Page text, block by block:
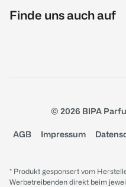
Finde uns auch auf
© 2026 BIPA
AGB Impressum
* Produkt gesponsert vom
Werbetreibenden direkt beim